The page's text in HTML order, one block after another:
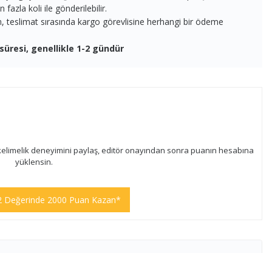
fazla koli ile gönderilebilir.
teslimat sırasında kargo görevlisine herhangi bir ödeme
genellikle 1-2 gündür
deneyimini paylaş, editör onayından sonra puanın hesabına
yüklensin.
Değerinde 2000 Puan Kazan*